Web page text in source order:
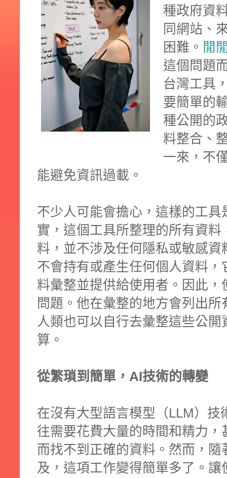
種政府資
同網站、
困難。 閒
這個問題
台灣工具
要簡單的
種公開的
料整合、
一來，不
能避免資訊過載。
不少人可能會擔心，這樣的工
實，這個工具所整理的所有資
料，並不涉及任何隱私或敏感
不會持有或產生任何個人資料
料彙整並提供給使用者。因此
問題。他在彙整的地方會列出
人類也可以自行去彙整這些公
算。
從繁瑣到簡單，AI技術的轉變
在沒有大型語言模型（LLM）
往需要花費大量的時間和精力
而找不到正確的資料。然而，
及，這項工作變得簡單多了。